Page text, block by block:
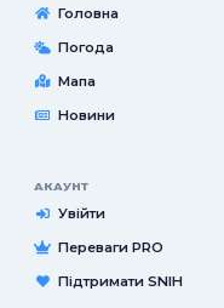
Головна
Погода
Мапа
Новини
АКАУНТ
Увійти
Переваги PRO
Підтримати SNIH